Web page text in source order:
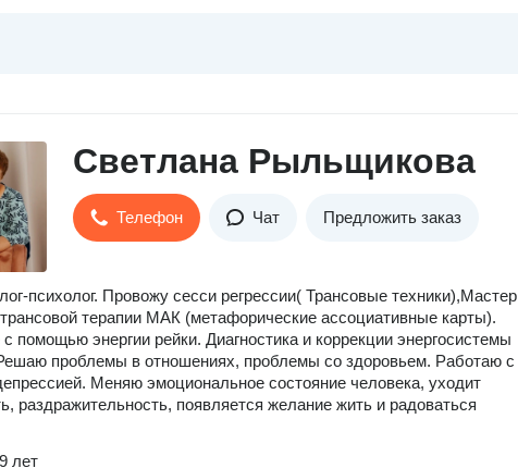
Светлана Рыльщикова
Телефон Чат Предложить заказ
психолог. Провожу сесси регрессии( Трансовые техники),Мастер
терапии МАК (метафорические ассоциативные карты).
помощью энергии рейки. Диагностика и коррекции энергосистемы
проблемы в отношениях, проблемы со здоровьем. Работаю с
Меняю эмоциональное состояние человека, уходит
раздражительность, появляется желание жить и радоваться
лет